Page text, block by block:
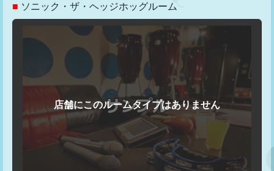
■ ソニック・ザ・ヘッジホッグルーム